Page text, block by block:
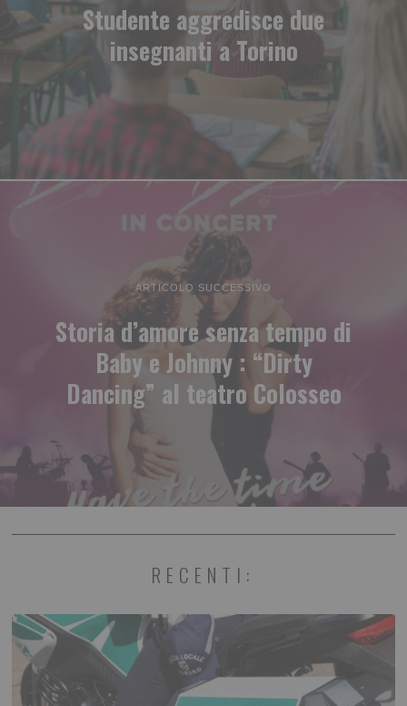
Studente aggredisce due
insegnanti a Torino
ARTICOLO SUCCESSIVO
Storia d’amore senza tempo di
Baby e Johnny : “Dirty
Dancing” al teatro Colosseo
RECENTI: